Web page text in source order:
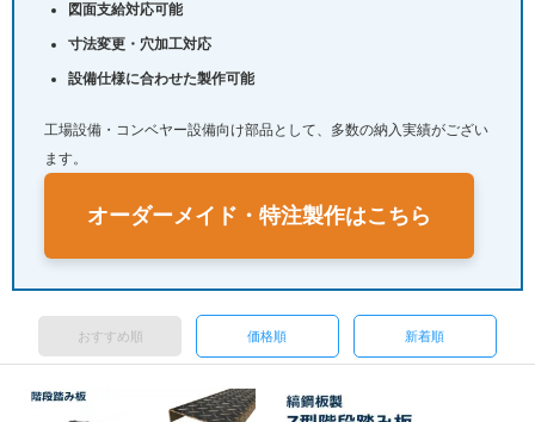
図面支給対応可能
寸法変更・穴加工対応
設備仕様に合わせた製作可能
工場設備・コンベヤー設備向け部品として、多数の納入実績がござい
ます。
オーダーメイド・特注製作はこちら
おすすめ順 価格順 新着順